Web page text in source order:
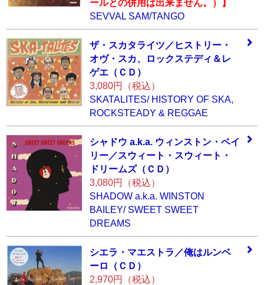
ールとの併用は出来ません。）】
SEVVAL SAM/TANGO
ザ・スカタライツ ／ヒストリー・
オヴ・スカ、ロック ステディ＆レ
ゲエ（ＣＤ）
3,080円（税込）
SKATALITES/ HISTORY OF SKA,
ROCKSTEADY & REGGAE
シャドウ a.k.a. ウィンストン・ベイ
リー／スウィート・スウィート・
ドリームズ（ＣＤ ）
3,080円（税込）
SHADOW a.k.a. WINSTON
BAILEY/ SWEET SWEET
DREAMS
シエラ・マエスト ラ／俺はルンベ
ーロ（ＣＤ）
2,970円（税込）